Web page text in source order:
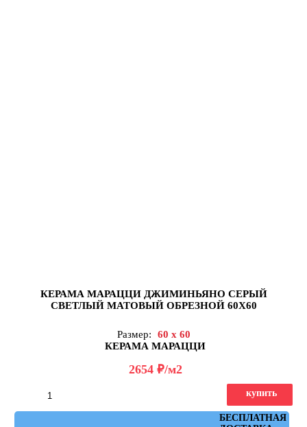
КЕРАМА МАРАЦЦИ ДЖИМИНЬЯНО СЕРЫЙ
СВЕТЛЫЙ МАТОВЫЙ ОБРЕЗНОЙ 60Х60
Размер:
60 x 60
КЕРАМА МАРАЦЦИ
2654 д/м2
БЕСПЛАТНАЯ
купить